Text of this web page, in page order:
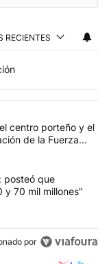
RECIENTES
en los
F 16
centro porteño y el
de la Fuerza
listo para 'atajar'
posteó que
y 70 mil millones"
por